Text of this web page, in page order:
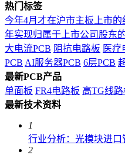
热门标签
今年4月才在沪市主板上市的
年实现归属于上市公司股东
大电流PCB 阻抗电路板 医疗
PCB AI服务器PCB 6层PCB
最新PCB产品
单面板 FR4电路板 高TG线路
最新技术资料
1
行业分析：光模块进
2